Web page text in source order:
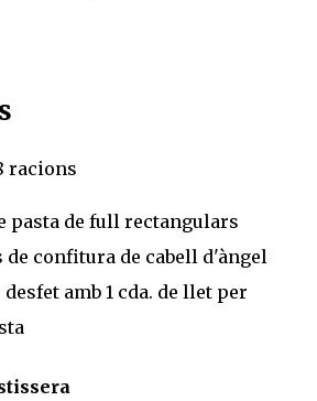
racions
pasta de full rectangulars
de confitura de cabell d'àngel
amb 1 cda. de llet per